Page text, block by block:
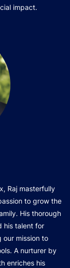
impact.
Raj masterfully
to grow the
His thorough
his talent for
mission to
A nurturer by
enriches his